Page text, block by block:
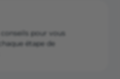
conseils pour vous
étape de